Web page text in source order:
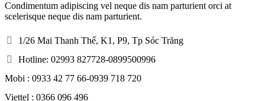
Condimentum adipiscing vel neque dis nam parturient orci at
scelerisque neque dis nam parturient.
1/26 Mai Thanh Thế, K1, P9, Tp Sóc Trăng
Hotline: 02993 827728-0899500996
Mobi : 0933 42 77 66-0939 718 720
Viettel : 0366 096 496